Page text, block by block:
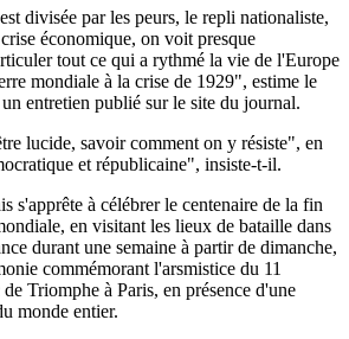
divisée par les peurs, le repli nationaliste,
économique, on voit presque
tout ce qui a rythmé la vie de l'Europe
mondiale à la crise de 1929", estime le
entretien publié sur le site du journal.
lucide, savoir comment on y résiste", en
et républicaine", insiste-t-il.
s'apprête à célébrer le centenaire de la fin
en visitant les lieux de bataille dans
durant une semaine à partir de dimanche,
commémorant l'arsmistice du 11
Triomphe à Paris, en présence d'une
monde entier.